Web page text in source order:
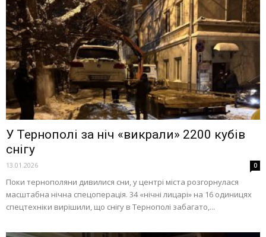
У Тернополі за ніч «викрали» 2200 кубів
снігу
13.01.2026 0
Поки тернополяни дивилися сни, у центрі міста розгорнулася
масштабна нічна спецоперація. 34 «нічні лицарі» на 16 одиницях
спецтехніки вирішили, що снігу в Тернополі забагато,...